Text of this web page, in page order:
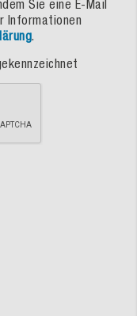
Sie eine E-Mail
Informationen